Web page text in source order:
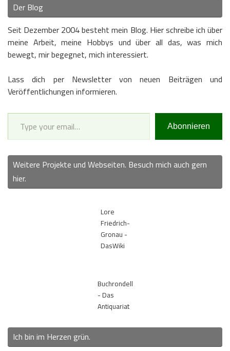
Der Blog
Seit Dezember 2004 besteht mein Blog. Hier schreibe ich über
meine Arbeit, meine Hobbys und über all das, was mich
bewegt, mir begegnet, mich interessiert.
Lass dich per Newsletter von neuen Beiträgen und
Veröffentlichungen informieren.
Type your email…
Abonnieren
Weitere Projekte und Webseiten. Besuch mich auch gern
hier.
Lore
Friedrich-
Gronau -
DasWiki
Buchrondell
- Das
Antiquariat
Ich bin im Herzen grün.